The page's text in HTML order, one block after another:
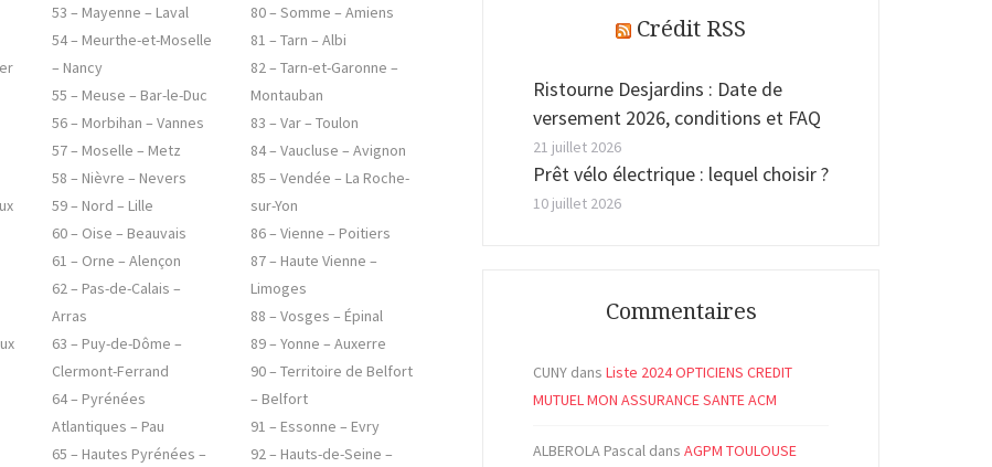
53 – Mayenne – Laval
54 – Meurthe-et-Moselle
– Nancy
55 – Meuse – Bar-le-Duc
56 – Morbihan – Vannes
57 – Moselle – Metz
58 – Nièvre – Nevers
59 – Nord – Lille
60 – Oise – Beauvais
61 – Orne – Alençon
62 – Pas-de-Calais –
Arras
63 – Puy-de-Dôme –
Clermont-Ferrand
64 – Pyrénées
Atlantiques – Pau
65 – Hautes Pyrénées –
80 – Somme – Amiens
81 – Tarn – Albi
82 – Tarn-et-Garonne –
Montauban
83 – Var – Toulon
84 – Vaucluse – Avignon
85 – Vendée – La Roche-
sur-Yon
86 – Vienne – Poitiers
87 – Haute Vienne –
Limoges
88 – Vosges – Épinal
89 – Yonne – Auxerre
90 – Territoire de Belfort
– Belfort
91 – Essonne – Evry
92 – Hauts-de-Seine –
Crédit RSS
Ristourne Desjardins : Date de
versement 2026, conditions et FAQ
21 juillet 2026
Prêt vélo électrique : lequel choisir ?
10 juillet 2026
Commentaires
CUNY dans Liste 2024 OPTICIENS CREDIT
MUTUEL MON ASSURANCE SANTE ACM
ALBEROLA Pascal dans AGPM TOULOUSE